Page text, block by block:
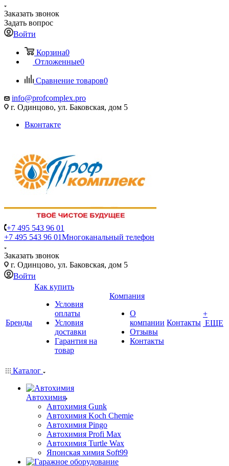
Заказать звонок
Задать вопрос
Войти
Корзина0
Отложенные0
Сравнение товаров0
info@profcomplex.pro
г. Одинцово, ул. Баковская, дом 5
Вконтакте
+7 495 543 96 01
+7 495 543 96 01Многоканальный телефон
Заказать звонок
г. Одинцово, ул. Баковская, дом 5
Войти
Бренды
Как купить
Условия
оплаты
Условия
доставки
Гарантия на
товар
Компания
О
компании
Отзывы
Контакты
Контакты
+
ЕЩЕ
Каталог
Автохимия
Автохимия Gunk
Автохимия Koch Chemie
Автохимия Pingo
Автохимия Profi Max
Автохимия Turtle Wax
Японская химия Soft99